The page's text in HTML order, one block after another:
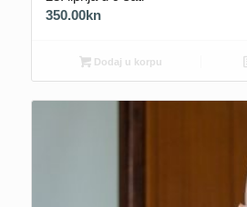
350.00kn
Dodaj u korpu